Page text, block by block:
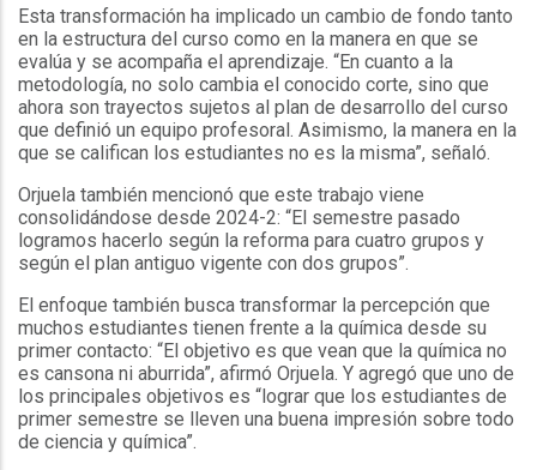
Esta transformación ha implicado un cambio de fondo tanto
en la estructura del curso como en la manera en que se
evalúa y se acompaña el aprendizaje. “En cuanto a la
metodología, no solo cambia el conocido corte, sino que
ahora son trayectos sujetos al plan de desarrollo del curso
que definió un equipo profesoral. Asimismo, la manera en la
que se califican los estudiantes no es la misma”, señaló.
Orjuela también mencionó que este trabajo viene
consolidándose desde 2024-2: “El semestre pasado
logramos hacerlo según la reforma para cuatro grupos y
según el plan antiguo vigente con dos grupos”.
El enfoque también busca transformar la percepción que
muchos estudiantes tienen frente a la química desde su
primer contacto: “El objetivo es que vean que la química no
es cansona ni aburrida”, afirmó Orjuela. Y agregó que uno de
los principales objetivos es “lograr que los estudiantes de
primer semestre se lleven una buena impresión sobre todo
de ciencia y química”.